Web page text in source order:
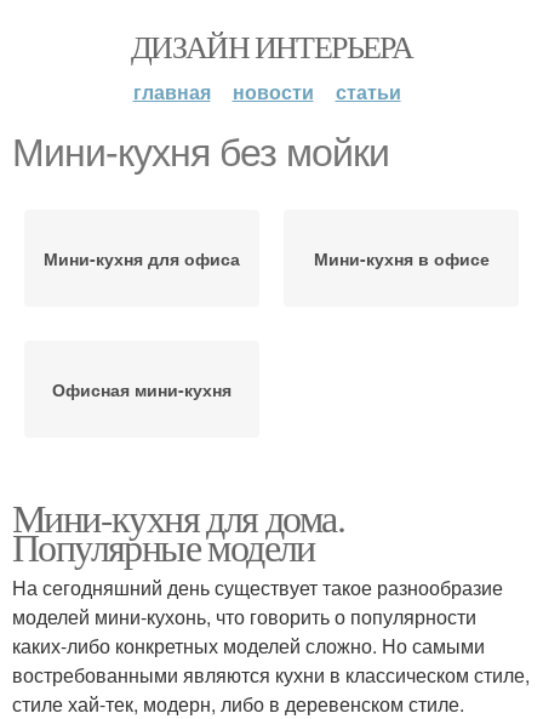
ДИЗАЙН ИНТЕРЬЕРА
главная новости статьи
Мини-кухня без мойки
Мини-кухня для офиса Мини-кухня в офисе
Офисная мини-кухня
Мини-кухня для дома.
Популярные модели
На сегодняшний день существует такое разнообразие
моделей мини-кухонь, что говорить о популярности
каких-либо конкретных моделей сложно. Но самыми
востребованными являются кухни в классическом стиле,
стиле хай-тек, модерн, либо в деревенском стиле.